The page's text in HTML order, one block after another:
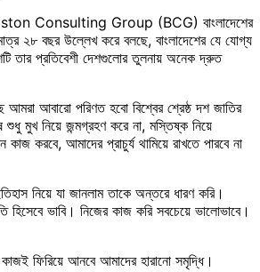
Boston Consulting Group (BCG) বাংলাদেশের
২৮ বছর উল্লেখ করে বলছে, বাংলাদেশের যে যোগ্য
তার প্রতিবেশী দেশগুলোর তুলনায় অনেক দ্রুত
আবারো পরিণত হবো বিশ্বের শ্রেষ্ঠ দশ জাতির
মুখ নিয়ে জন্মগ্রহণ করে না, মস্তিষ্ক নিয়ে
করবে, আমাদের প্রাচুর্য থামিয়ে রাখতে পারবে না
নিয়ে যা জানলাম তাকে অন্তরে ধারণ করি।
হিসেবে ভাবি। নিজের কাজ করি সবচেয়ে ভালোভাবে।
ফিরিয়ে আনবে আমাদের হারানো সমৃদ্ধি।